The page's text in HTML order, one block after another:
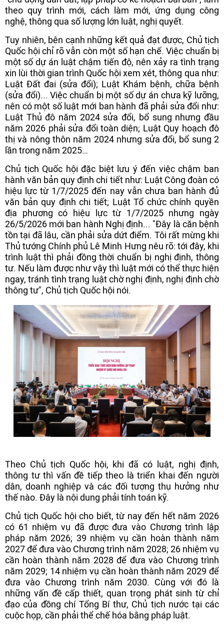
theo quy trình mới, cách làm mới, ứng dụng công
nghệ, thông qua số lượng lớn luật, nghị quyết.
Tuy nhiên, bên cạnh những kết quả đạt được, Chủ tịch
Quốc hội chỉ rõ vẫn còn một số hạn chế. Việc chuẩn bị
một số dự án luật chậm tiến độ, nên xảy ra tình trạng
xin lùi thời gian trình Quốc hội xem xét, thông qua như:
Luật Đất đai (sửa đổi); Luật Khám bệnh, chữa bệnh
(sửa đổi)... Việc chuẩn bị một số dự án chưa kỹ lưỡng,
nên có một số luật mới ban hành đã phải sửa đổi như:
Luật Thủ đô năm 2024 sửa đổi, bổ sung nhưng đầu
năm 2026 phải sửa đổi toàn diện; Luật Quy hoạch đô
thị và nông thôn năm 2024 nhưng sửa đổi, bổ sung 2
lần trong năm 2025…
Chủ tịch Quốc hội đặc biệt lưu ý đến việc chậm ban
hành văn bản quy định chi tiết như: Luật Công đoàn có
hiệu lực từ 1/7/2025 đến nay vẫn chưa ban hành đủ
văn bản quy định chi tiết; Luật Tổ chức chính quyền
địa phương có hiệu lực từ 1/7/2025 nhưng ngày
26/5/2026 mới ban hành Nghị định... "Đây là căn bệnh
tồn tại đã lâu, cần phải sửa dứt điểm. Tôi rất mừng khi
Thủ tướng Chính phủ Lê Minh Hưng nêu rõ: tới đây, khi
trình luật thì phải đồng thời chuẩn bị nghị định, thông
tư. Nếu làm được như vậy thì luật mới có thể thực hiện
ngay, tránh tình trạng luật chờ nghị định, nghị định chờ
thông tư", Chủ tịch Quốc hội nói.
Theo Chủ tịch Quốc hội, khi đã có luật, nghị định,
thông tư thì vấn đề tiếp theo là triển khai đến người
dân, doanh nghiệp và các đối tượng thụ hưởng như
thế nào. Đây là nội dung phải tính toán kỹ.
Chủ tịch Quốc hội cho biết, từ nay đến hết năm 2026
có 61 nhiệm vụ đã được đưa vào Chương trình lập
pháp năm 2026; 39 nhiệm vụ cần hoàn thành năm
2027 để đưa vào Chương trình năm 2028; 26 nhiệm vụ
cần hoàn thành năm 2028 để đưa vào Chương trình
năm 2029; 14 nhiệm vụ cần hoàn thành năm 2029 để
đưa vào Chương trình năm 2030. Cùng với đó là
những vấn đề cấp thiết, quan trọng phát sinh từ chỉ
đạo của đồng chí Tổng Bí thư, Chủ tịch nước tại các
cuộc họp, cần phải thể chế hóa bằng pháp luật.